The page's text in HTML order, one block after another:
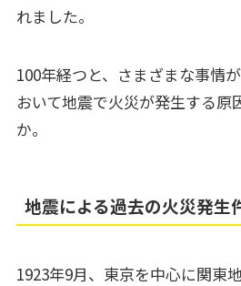
れました。
100年経つと、さまざまな事情
おいて地震で火災が発生する原
か。
地震による過去の火災発生
1923年9月、東京を中心に関東